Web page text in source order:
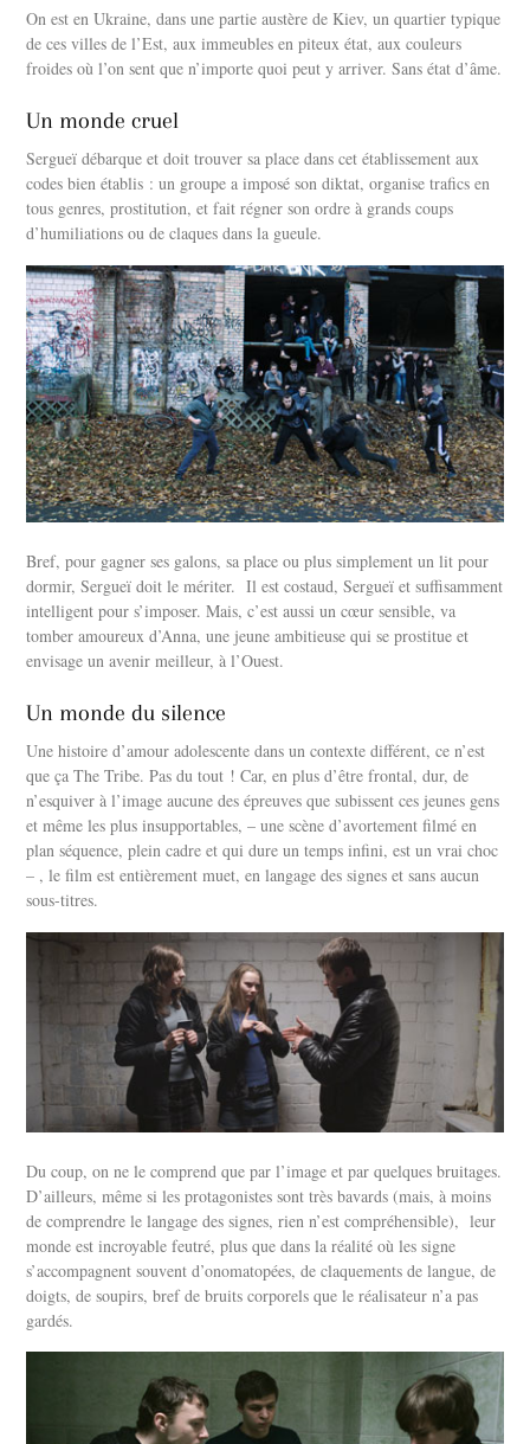
On est en Ukraine, dans une partie austère de Kiev, un quartier typique
de ces villes de l’Est, aux immeubles en piteux état, aux couleurs
froides où l’on sent que n’importe quoi peut y arriver. Sans état d’âme.
Un monde cruel
Sergueï débarque et doit trouver sa place dans cet établissement aux
codes bien établis : un groupe a imposé son diktat, organise trafics en
tous genres, prostitution, et fait régner son ordre à grands coups
d’humiliations ou de claques dans la gueule.
Bref, pour gagner ses galons, sa place ou plus simplement un lit pour
dormir, Sergueï doit le mériter. Il est costaud, Sergueï et suffisamment
intelligent pour s’imposer. Mais, c’est aussi un cœur sensible, va
tomber amoureux d’Anna, une jeune ambitieuse qui se prostitue et
envisage un avenir meilleur, à l’Ouest.
Un monde du silence
Une histoire d’amour adolescente dans un contexte différent, ce n’est
que ça The Tribe. Pas du tout ! Car, en plus d’être frontal, dur, de
n’esquiver à l’image aucune des épreuves que subissent ces jeunes gens
et même les plus insupportables, – une scène d’avortement filmé en
plan séquence, plein cadre et qui dure un temps infini, est un vrai choc
– , le film est entièrement muet, en langage des signes et sans aucun
sous-titres.
Du coup, on ne le comprend que par l’image et par quelques bruitages.
D’ailleurs, même si les protagonistes sont très bavards (mais, à moins
de comprendre le langage des signes, rien n’est compréhensible), leur
monde est incroyable feutré, plus que dans la réalité où les signe
s’accompagnent souvent d’onomatopées, de claquements de langue, de
doigts, de soupirs, bref de bruits corporels que le réalisateur n’a pas
gardés.